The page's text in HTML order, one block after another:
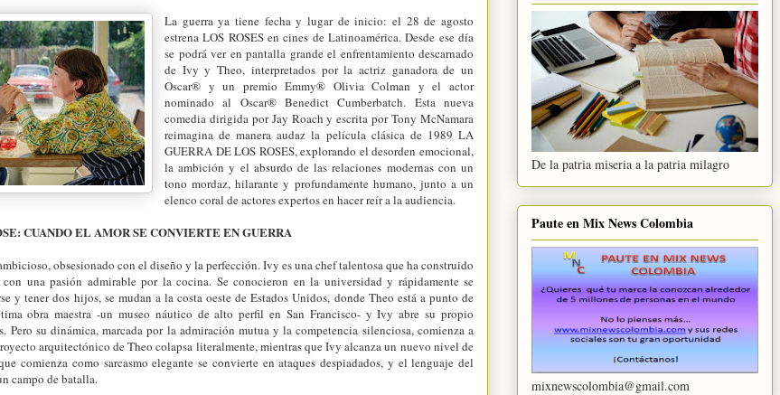
La guerra ya tiene fecha y lugar de inicio: el 28 de agosto
estrena LOS ROSES en cines de Latinoamérica. Desde ese día
se podrá ver en pantalla grande el enfrentamiento descarnado
de Ivy y Theo, interpretados por la actriz ganadora de un
Oscar® y un premio Emmy® Olivia Colman y el actor
nominado al Oscar® Benedict Cumberbatch. Esta nueva
comedia dirigida por Jay Roach y escrita por Tony McNamara
reimagina de manera audaz la película clásica de 1989 LA
GUERRA DE LOS ROSES, explorando el desorden emocional,
la ambición y el absurdo de las relaciones modernas con un
tono mordaz, hilarante y profundamente humano, junto a un
elenco coral de actores expertos en hacer reír a la audiencia.
CUANDO EL AMOR SE CONVIERTE EN GUERRA
obsesionado con el diseño y la perfección. Ivy es una chef talentosa que ha construido
con una pasión admirable por la cocina. Se conocieron en la universidad y rápidamente se
y tener dos hijos, se mudan a la costa oeste de Estados Unidos, donde Theo está a punto de
obra maestra -un museo náutico de alto perfil en San Francisco- y Ivy abre su propio
Pero su dinámica, marcada por la admiración mutua y la competencia silenciosa, comienza a
arquitectónico de Theo colapsa literalmente, mientras que Ivy alcanza un nuevo nivel de
comienza como sarcasmo elegante se convierte en ataques despiadados, y el lenguaje del
campo de batalla.
De la patria miseria a la patria milagro
Paute en Mix News Colombia
mixnewscolombia@gmail.com